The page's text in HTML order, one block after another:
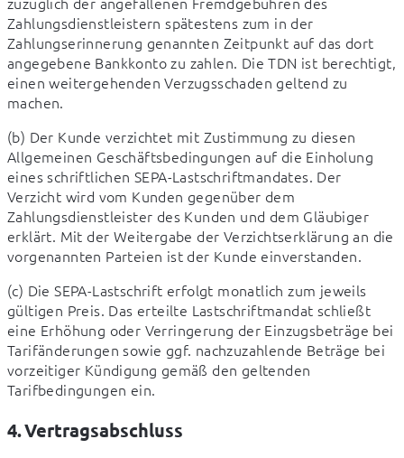
Zahlungsdienstleistern spätestens zum in der
Zahlungserinnerung genannten Zeitpunkt auf das dort
angegebene Bankkonto zu zahlen. Die TDN ist berechtigt,
einen weitergehenden Verzugsschaden geltend zu
machen.
(b) Der Kunde verzichtet mit Zustimmung zu diesen
Allgemeinen Geschäftsbedingungen auf die Einholung
eines schriftlichen SEPA-Lastschriftmandates. Der
Verzicht wird vom Kunden gegenüber dem
Zahlungsdienstleister des Kunden und dem Gläubiger
erklärt. Mit der Weitergabe der Verzichtserklärung an die
vorgenannten Parteien ist der Kunde einverstanden.
(c) Die SEPA-Lastschrift erfolgt monatlich zum jeweils
gültigen Preis. Das erteilte Lastschriftmandat schließt
eine Erhöhung oder Verringerung der Einzugsbeträge bei
Tarifänderungen sowie ggf. nachzuzahlende Beträge bei
vorzeitiger Kündigung gemäß den geltenden
Tarifbedingungen ein.
4. Vertragsabschluss